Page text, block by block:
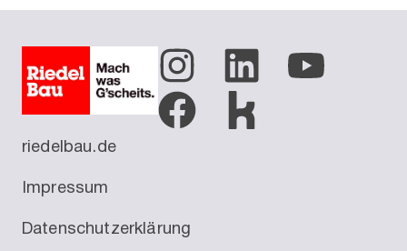
riedelbau.de
Impressum
Datenschutzerklärung